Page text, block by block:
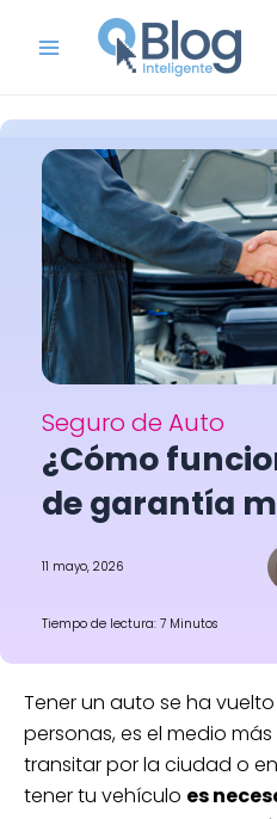
Menu
Seguro de Auto
¿Cómo
de garantía
11 mayo, 2026
Tiempo de lectura: 7 Minutos
Tener un auto se ha
personas, es el medio
transitar por la ciudad o
tener tu vehículo es